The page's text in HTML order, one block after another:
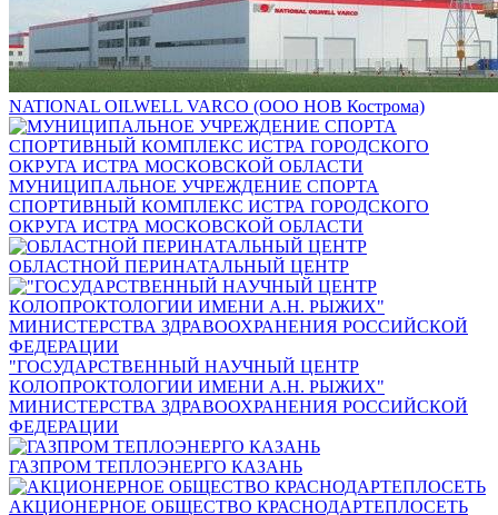
NATIONAL OILWELL VARCO (ООО НОВ Кострома)
МУНИЦИПАЛЬНОЕ УЧРЕЖДЕНИЕ СПОРТА
СПОРТИВНЫЙ КОМПЛЕКС ИСТРА ГОРОДСКОГО
ОКРУГА ИСТРА МОСКОВСКОЙ ОБЛАСТИ
ОБЛАСТНОЙ ПЕРИНАТАЛЬНЫЙ ЦЕНТР
"ГОСУДАРСТВЕННЫЙ НАУЧНЫЙ ЦЕНТР
КОЛОПРОКТОЛОГИИ ИМЕНИ А.Н. РЫЖИХ"
МИНИСТЕРСТВА ЗДРАВООХРАНЕНИЯ РОССИЙСКОЙ
ФЕДЕРАЦИИ
ГАЗПРОМ ТЕПЛОЭНЕРГО КАЗАНЬ
АКЦИОНЕРНОЕ ОБЩЕСТВО КРАСНОДАРТЕПЛОСЕТЬ